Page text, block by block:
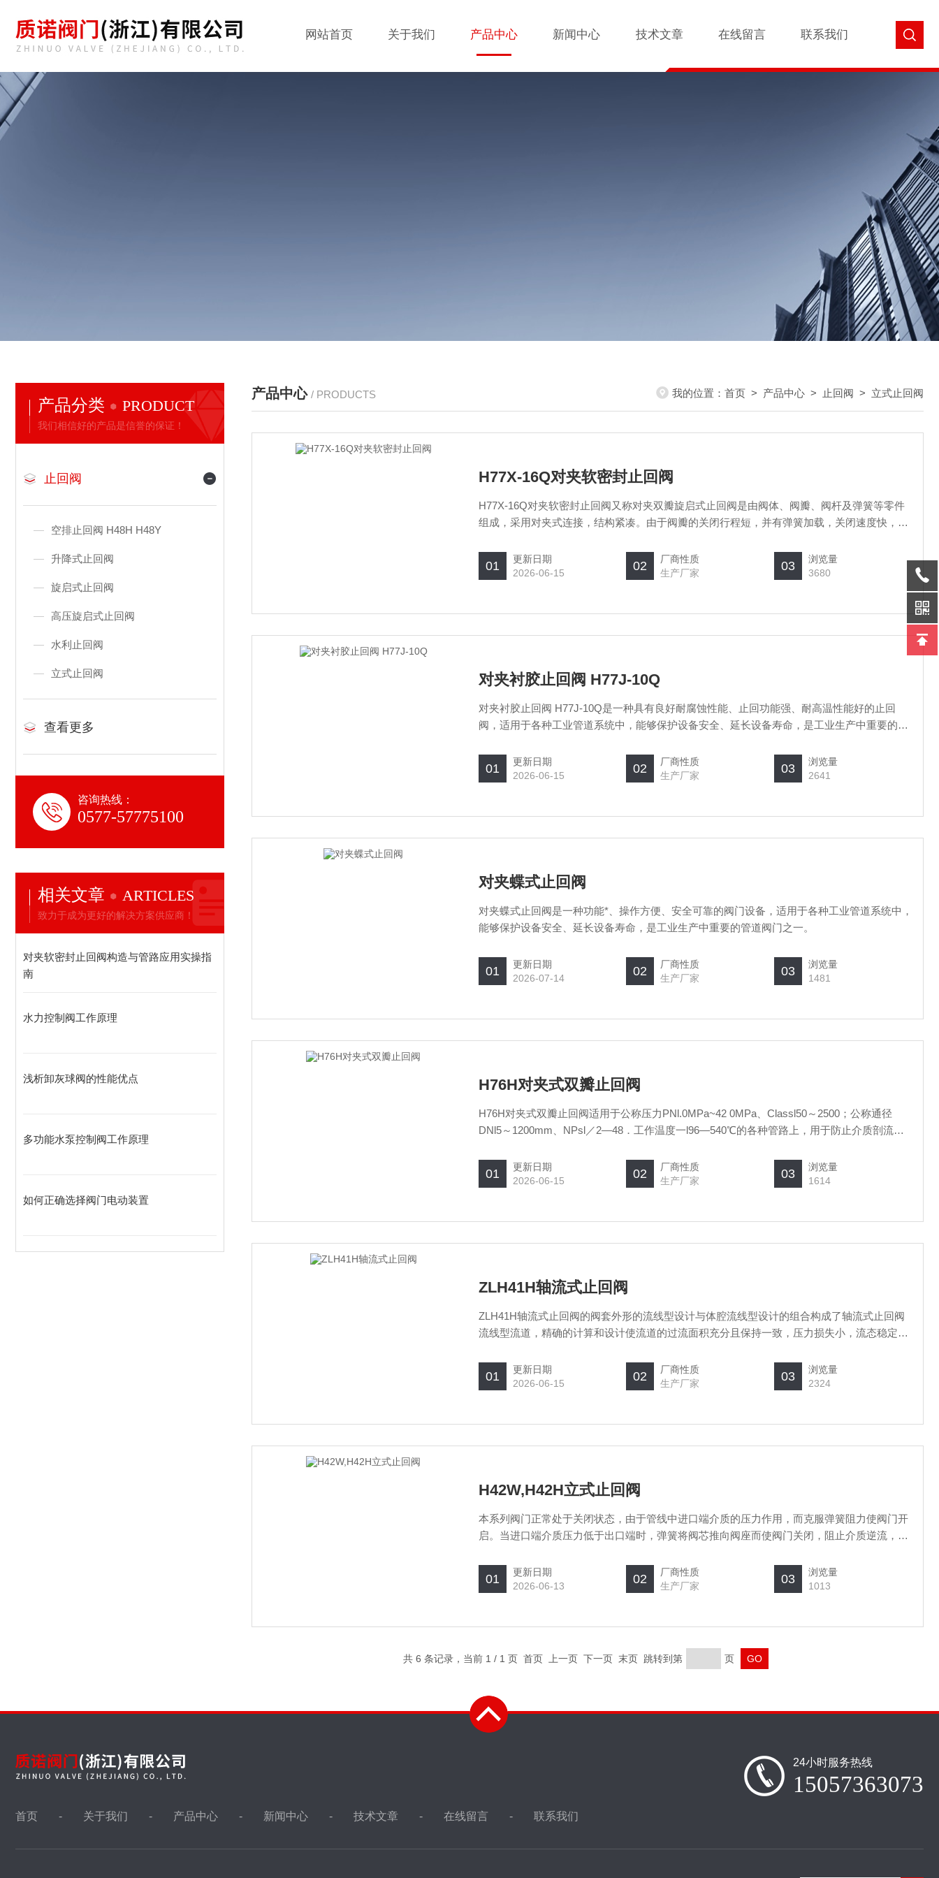
网站首页 关于我们 产品中心 新闻中心 技术文章 在线留言 联系我们
产品分类 PRODUCT
我们相信好的产品是信誉的保证！
止回阀
空排止回阀 H48H H48Y
升降式止回阀
旋启式止回阀
高压旋启式止回阀
水利止回阀
立式止回阀
查看更多
咨询热线：
0577-57775100
相关文章 ARTICLES
致力于成为更好的解决方案供应商！
对夹软密封止回阀构造与管路应用实操指
南
水力控制阀工作原理
浅析卸灰球阀的性能优点
多功能水泵控制阀工作原理
如何正确选择阀门电动装置
产品中心 / PRODUCTS 我的位置： 首页 > 产品中心 > 止回阀 > 立式止回阀
H77X-16Q对夹软密封止回阀
H77X-16Q对夹软密封止回阀又称对夹双瓣旋启式止回阀是由阀体、阀瓣、阀杆及弹簧等零件
组成，采用对夹式连接，结构紧凑。由于阀瓣的关闭行程短，并有弹簧加载，关闭速度快，可
01
更新日期
2026-06-15
02
厂商性质
生产厂家
03
浏览量
3680
对夹衬胶止回阀 H77J-10Q
对夹衬胶止回阀 H77J-10Q是一种具有良好耐腐蚀性能、止回功能强、耐高温性能好的止回
阀，适用于各种工业管道系统中，能够保护设备安全、延长设备寿命，是工业生产中重要的管
01
更新日期
2026-06-15
02
厂商性质
生产厂家
03
浏览量
2641
对夹蝶式止回阀
对夹蝶式止回阀是一种功能*、操作方便、安全可靠的阀门设备，适用于各种工业管道系统中，
能够保护设备安全、延长设备寿命，是工业生产中重要的管道阀门之一。
01
更新日期
2026-07-14
02
厂商性质
生产厂家
03
浏览量
1481
H76H对夹式双瓣止回阀
H76H对夹式双瓣止回阀适用于公称压力PNl.0MPa~42 0MPa、Classl50～2500；公称通径
DNl5～1200mm、NPsl／2—48．工作温度一l96—540℃的各种管路上，用于防止介质剖流。
01
更新日期
2026-06-15
02
厂商性质
生产厂家
03
浏览量
1614
ZLH41H轴流式止回阀
ZLH41H轴流式止回阀的阀套外形的流线型设计与体腔流线型设计的组合构成了轴流式止回阀
流线型流道，精确的计算和设计使流道的过流面积充分且保持一致，压力损失小，流态稳定，
轴流式止回阀是低噪音阀门。
01
更新日期
2026-06-15
02
厂商性质
生产厂家
03
浏览量
2324
H42W,H42H立式止回阀
本系列阀门正常处于关闭状态，由于管线中进口端介质的压力作用，而克服弹簧阻力使阀门开
启。当进口端介质压力低于出口端时，弹簧将阀芯推向阀座而使阀门关闭，阻止介质逆流，故
01
更新日期
2026-06-13
02
厂商性质
生产厂家
03
浏览量
1013
共 6 条记录，当前 1 / 1 页 首页 上一页 下一页 末页 跳转到第 页
首页 关于我们 产品中心 新闻中心 技术文章 在线留言 联系我们
24小时服务热线
15057363073